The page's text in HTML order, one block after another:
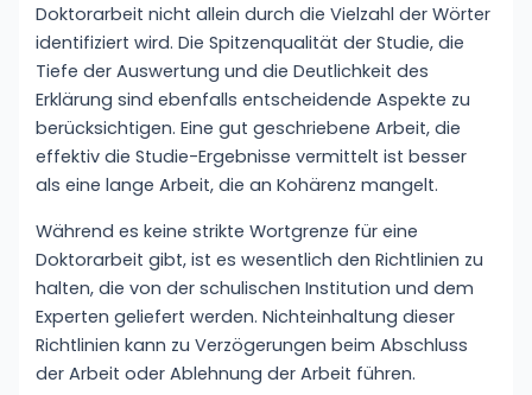
Doktorarbeit nicht allein durch die Vielzahl der Wörter
identifiziert wird. Die Spitzenqualität der Studie, die
Tiefe der Auswertung und die Deutlichkeit des
Erklärung sind ebenfalls entscheidende Aspekte zu
berücksichtigen. Eine gut geschriebene Arbeit, die
effektiv die Studie-Ergebnisse vermittelt ist besser
als eine lange Arbeit, die an Kohärenz mangelt.
Während es keine strikte Wortgrenze für eine
Doktorarbeit gibt, ist es wesentlich den Richtlinien zu
halten, die von der schulischen Institution und dem
Experten geliefert werden. Nichteinhaltung dieser
Richtlinien kann zu Verzögerungen beim Abschluss
der Arbeit oder Ablehnung der Arbeit führen.